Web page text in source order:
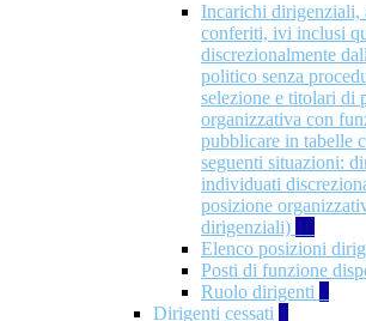
Incarichi dirigenziali,
conferiti, ivi inclusi
discrezionalmente
politico senza
selezione e titolari di
organizzativa con
pubblicare in tabelle
seguenti situazioni:
individuati
posizione
dirigenziali) 10
Elenco posizioni
Posti di funzione
Ruolo dirigenti 7
Dirigenti cessati 1